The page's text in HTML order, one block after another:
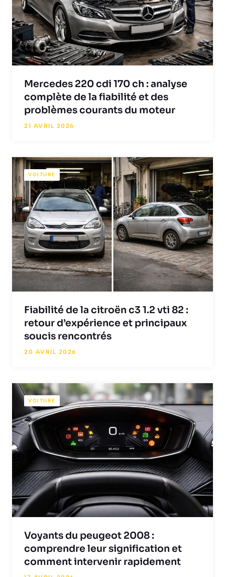
Mercedes 220 cdi 170 ch : analyse
complète de la fiabilité et des
problèmes courants du moteur
21 AVRIL 2026
VOITURE
Fiabilité de la citroën c3 1.2 vti 82 :
retour d’expérience et principaux
soucis rencontrés
20 AVRIL 2026
VOITURE
Voyants du peugeot 2008 :
comprendre leur signification et
comment intervenir rapidement